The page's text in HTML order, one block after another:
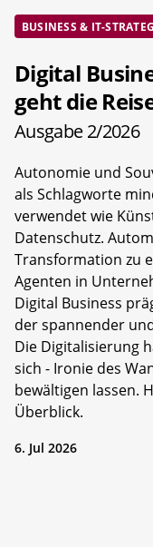
BUSINESS & IT-
Digital
geht die
Ausgabe 2/2026
Autonomie und
als Schlagworte
verwendet wie
Datenschutz.
Transformation zu
Agenten in
Digital Business
der spannender
Die Digitalisierung
sich - Ironie des
bewältigen lassen.
Überblick.
6. Jul 2026